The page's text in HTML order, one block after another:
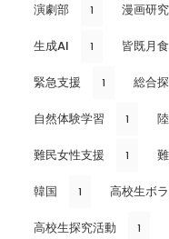
演劇部 1 漫画研
生成AI 1 皆既月食
緊急支援 1 総合
自然体験学習 1
難民女性支援 1
韓国 1 高校生ボ
高校生探究活動 1